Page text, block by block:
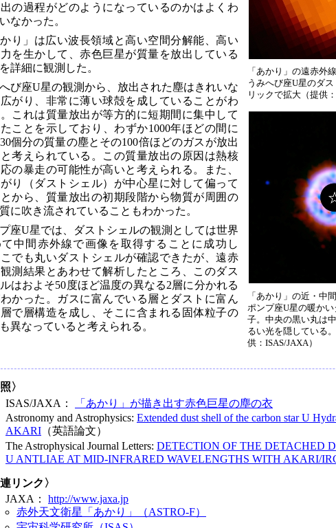
「あかり」の遠赤外
うみへび座U星のダ
リックで拡大（提供：
「あかり」の近・中
ポンプ座U星の暖か
子。中央の黒い丸は
るい光を隠している
供：ISAS/JAXA）
の過程がどのようになっているのかはよくわ
なかった。
かり」は広い波長領域と高い空間分解能、高い
を生かして、赤色巨星が質量を放出している
詳細に観測した。
び座U星の観測から、放出された塵はきれいな
がり、非常に薄い球殻を成していることがわ
これは質量放出が等方的に短期間に集中して
ことを示しており、わずか1000年ほどの間に
個分の質量の塵とその100倍ほどのガスが放出
考えられている。この質量放出の原因は熱核
の暴走の可能性が高いと考えられる。また、
り（ダストシェル）が中心星に対して偏って
から、質量放出の初期段階から物質が周囲の
に吹き流されていることもわかった。
座U星では、ダストシェルの観測としては世界
中間赤外線で画像を取得することに成功し
でも丸いダストシェルが確認できたが、遠赤
測結果とあわせて解析したところ、このダス
ルはおよそ50度ほど温度の異なる2層に分かれる
かった。ガスに富んでいる層とダストに富ん
で層構造を成し、そこに含まれる固体粒子の
異なっていると考えられる。
〉
ISAS/JAXA：
「あかり」が描き出す赤色巨星の塵の衣
Astronomy and Astrophysics: Extended dust shell of the carbon star U
AKARI （英語論文）
The Astrophysical Journal Letters: DETECTION OF THE DETACHED
U ANTLIAE AT MID-INFRARED WAVELENGTHS WITH AKARI/
連リンク〉
JAXA： http://www.jaxa.jp
赤外天文衛星「あかり」（ASTRO-F）